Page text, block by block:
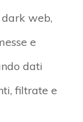
web,
e
dati
filtrate e